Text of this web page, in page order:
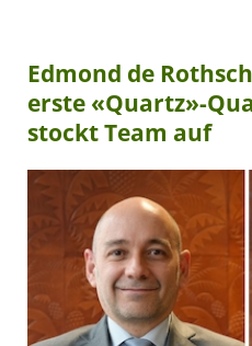
Edmond de
erste «Quartz»-
stockt Team auf